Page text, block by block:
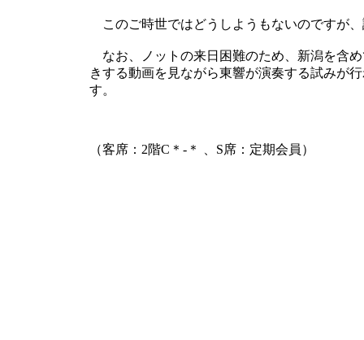
このご時世ではどうしようもないのですが
なお、ノットの来日困難のため、新潟を含
きする動画を見ながら東響が演奏する試みが
す。
（客席：2階C＊-＊ 、S席：定期会員）